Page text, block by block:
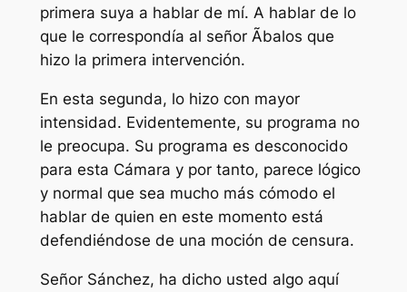
primera suya a hablar de mí. A hablar de lo
que le correspondía al señor Ãbalos que
hizo la primera intervención.
En esta segunda, lo hizo con mayor
intensidad. Evidentemente, su programa no
le preocupa. Su programa es desconocido
para esta Cámara y por tanto, parece lógico
y normal que sea mucho más cómodo el
hablar de quien en este momento está
defendiéndose de una moción de censura.
Señor Sánchez, ha dicho usted algo aquí